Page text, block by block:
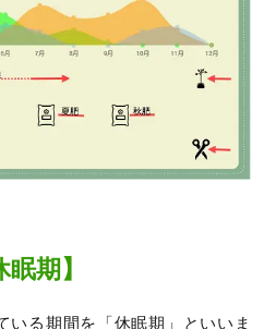
期】
いる期間を「休眠期」といいま